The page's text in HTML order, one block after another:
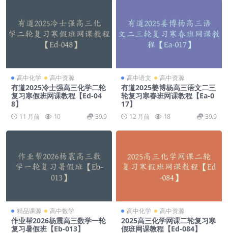
高中化学 高中资源
有道2025冷士强高三化学二轮
复习寒假班网课教程【Ed-04
8】
11 月前 10 39.9
高中语文 高中资源
有道2025姜博杨高三语文二三
轮复习寒春班网课教程【Ea-0
17】
12 月前 18 39.9
精品课源 高中数学
作业帮2026杨震高三数学一轮
复习暑假班【Eb-013】
高中化学 高中资源
2025高三化学网课二轮复习寒
假班网课教程【Ed-084】